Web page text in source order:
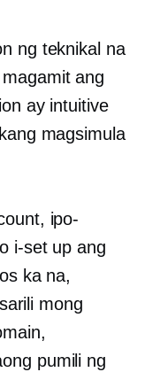
ng teknikal na
ang
ay intuitive
magsimula
ipo-
i-set up ang
ka na,
mong
pumili ng